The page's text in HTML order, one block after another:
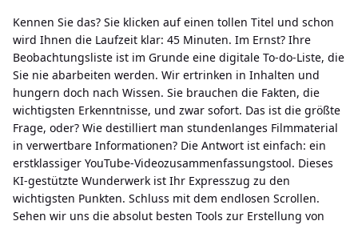
Kennen Sie das? Sie klicken auf einen tollen Titel und schon
wird Ihnen die Laufzeit klar: 45 Minuten. Im Ernst? Ihre
Beobachtungsliste ist im Grunde eine digitale To-do-Liste, die
Sie nie abarbeiten werden. Wir ertrinken in Inhalten und
hungern doch nach Wissen. Sie brauchen die Fakten, die
wichtigsten Erkenntnisse, und zwar sofort. Das ist die größte
Frage, oder? Wie destilliert man stundenlanges Filmmaterial
in verwertbare Informationen? Die Antwort ist einfach: ein
erstklassiger YouTube-Videozusammenfassungstool. Dieses
KI-gestützte Wunderwerk ist Ihr Expresszug zu den
wichtigsten Punkten. Schluss mit dem endlosen Scrollen.
Sehen wir uns die absolut besten Tools zur Erstellung von